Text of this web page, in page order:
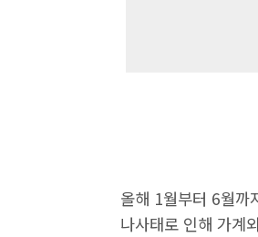
올해 1월부터 6월까
나사태로 인해 가계